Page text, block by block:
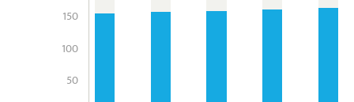
150
100
50